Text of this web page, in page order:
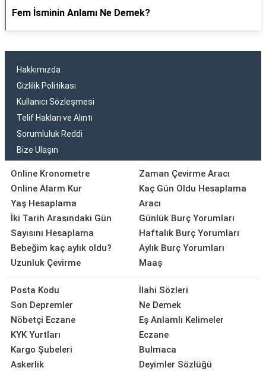
Fem İsminin Anlamı Ne Demek?
Hakkımızda
Gizlilik Politikası
Kullanıcı Sözleşmesi
Telif Hakları ve Alıntı
Sorumluluk Reddi
Bize Ulaşın
Online Kronometre
Online Alarm Kur
Yaş Hesaplama
İki Tarih Arasındaki Gün
Sayısını Hesaplama
Bebeğim kaç aylık oldu?
Uzunluk Çevirme
Zaman Çevirme Aracı
Kaç Gün Oldu Hesaplama
Aracı
Günlük Burç Yorumları
Haftalık Burç Yorumları
Aylık Burç Yorumları
Maaş
Posta Kodu
Son Depremler
Nöbetçi Eczane
KYK Yurtları
Kargo Şubeleri
Askerlik
İlahi Sözleri
Ne Demek
Eş Anlamlı Kelimeler
Eczane
Bulmaca
Deyimler Sözlüğü